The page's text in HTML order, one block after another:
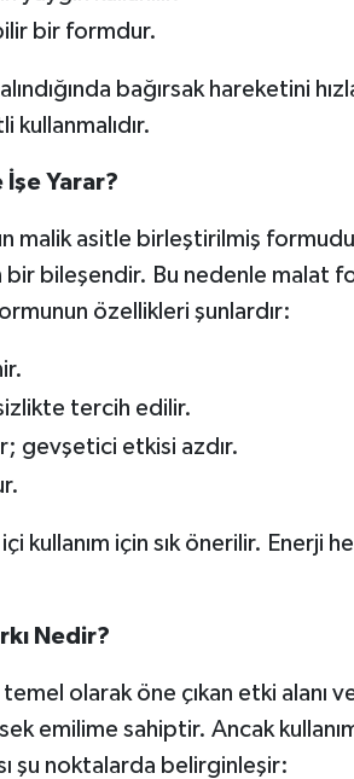
bir formdur.
bağırsak hareketini
Yarar?
malik asitle birleştirilmiş
bileşendir. Bu nedenle malat
özellikleri şunlardır:
tercih edilir.
gevşetici etkisi azdır.
kullanım için sık önerilir. Enerji
Nedir?
olarak öne çıkan etki alanı
emilime sahiptir. Ancak
şu noktalarda belirginleşir: